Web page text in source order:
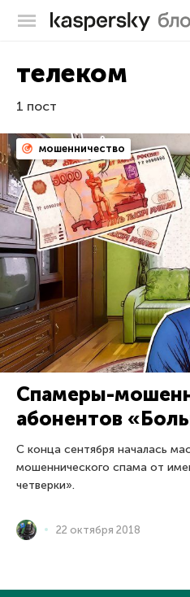
Блог
телеком
1 пост
мошенничество
Спамеры-
абонентов
С конца сентября началась
мошеннического спама от
четверки».
22 октября 2018